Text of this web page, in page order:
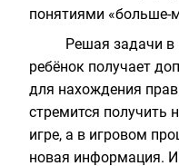
понятиями «больше-
Решая задачи в
ребёнок получает
для нахождения
стремится получить
игре, а в игровом
новая информация.